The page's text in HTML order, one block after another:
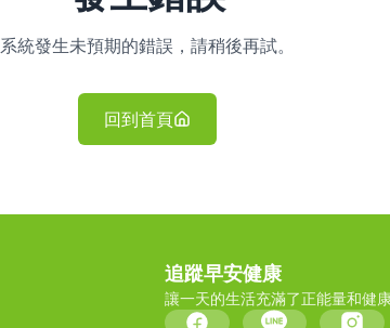
系統發生未預期的錯誤，請稍後再試。
回到首頁
追蹤早安健康
讓一天的生活充滿了正能量和健